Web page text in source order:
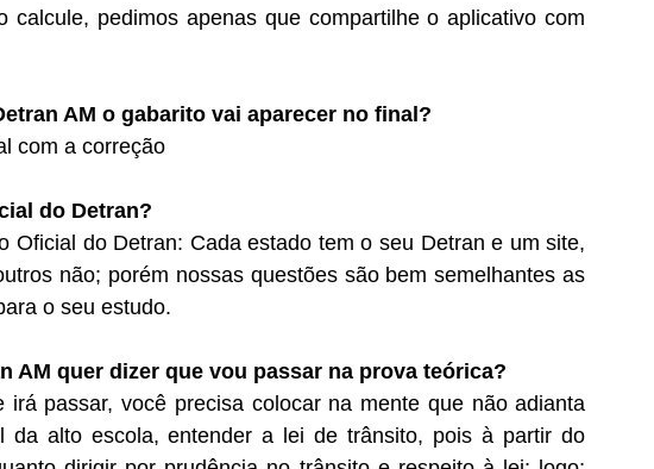
pedimos apenas que compartilhe o aplicativo com
AM o gabarito vai aparecer no final?
com a correção
do Detran?
do Detran: Cada estado tem o seu Detran e um site,
não; porém nossas questões são bem semelhantes as
o seu estudo.
AM quer dizer que vou passar na prova teórica?
passar, você precisa colocar na mente que não adianta
alto escola, entender a lei de trânsito, pois à partir do